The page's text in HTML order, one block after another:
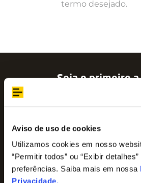
Aviso de uso de cookies
Utilizamos cookies em nosso
“Permitir todos” ou “Exibir
preferências. Saiba mais em nossa
Privacidade.
termo desejado.
Seja o primeiro a
Assine nossa newsletter
das últimas tendências e
Nome
E-mail